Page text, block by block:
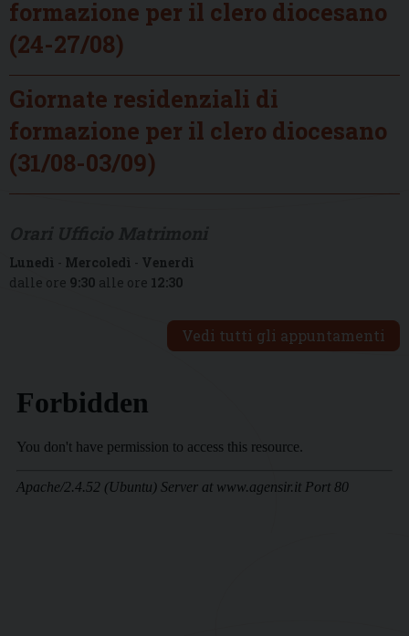
formazione per il clero diocesano
(24-27/08)
Giornate residenziali di
formazione per il clero diocesano
(31/08-03/09)
Lunedì - Mercoledì - Venerdì
dalle ore 9:30 alle ore 12:30
Vedi tutti gli appuntamenti